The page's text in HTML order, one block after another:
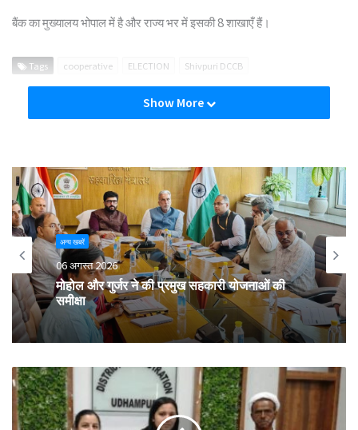
बैंक का मुख्यालय भोपाल में है और राज्य भर में इसकी 8 शाखाएँ हैं।
Tags cooperative ELECTION Shivpuri DCCB
Show More
अन्य खबरें
06 अगस्त 2026
मोहोल और गुर्जर ने की प्रमुख सहकारी योजनाओं की
समीक्षा
अन्य खबरें
06 अगस्त 2026
मिजोरम के मंत्री ने 50 पैक्स को किए कंप्यूटर वितरित